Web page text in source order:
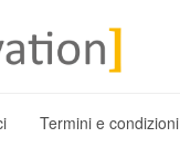
Termini e condizioni